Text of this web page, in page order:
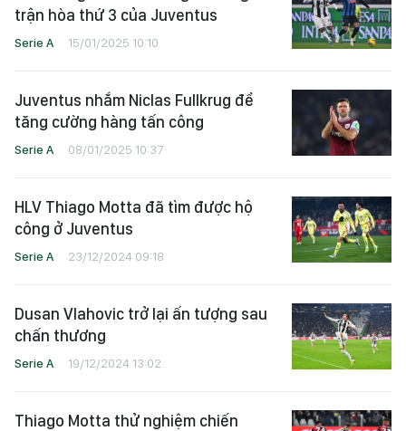
trận hòa thứ 3 của Juventus
Serie A 15/01/2025 10:10
Juventus nhắm Niclas Fullkrug để
tăng cường hàng tấn công
Serie A 08/01/2025 10:37
HLV Thiago Motta đã tìm được hộ
công ở Juventus
Serie A 23/12/2024 09:18
Dusan Vlahovic trở lại ấn tượng sau
chấn thương
Serie A 19/12/2024 13:02
Thiago Motta thử nghiệm chiến